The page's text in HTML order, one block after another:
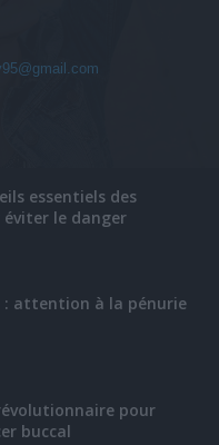
essentiels des
le danger
: attention à la pénurie
pour
buccal